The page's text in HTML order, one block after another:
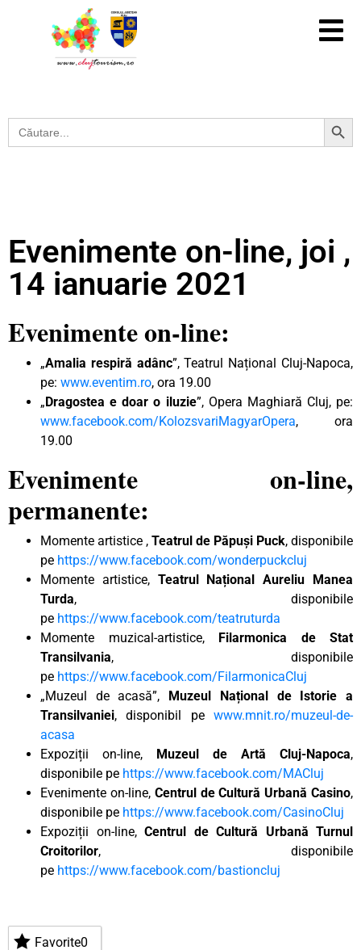
Search
for:
Search Button
Evenimente on-line, joi ,
14 ianuarie 2021
Evenimente on-line:
„Amalia respiră adânc”, Teatrul Național Cluj-Napoca,
pe: www.eventim.ro, ora 19.00
„Dragostea e doar o iluzie”, Opera Maghiară Cluj, pe:
www.facebook.com/KolozsvariMagyarOpera, ora
19.00
Evenimente on-line,
permanente:
Momente artistice , Teatrul de Păpuși Puck, disponibile
pe https://www.facebook.com/wonderpuckcluj
Momente artistice, Teatrul Național Aureliu Manea
Turda, disponibile
pe https://www.facebook.com/teatruturda
Momente muzical-artistice, Filarmonica de Stat
Transilvania, disponibile
pe https://www.facebook.com/FilarmonicaCluj
„Muzeul de acasă”, Muzeul Național de Istorie a
Transilvaniei, disponibil pe www.mnit.ro/muzeul-de-
acasa
Expoziții on-line, Muzeul de Artă Cluj-Napoca,
disponibile pe https://www.facebook.com/MACluj
Evenimente on-line, Centrul de Cultură Urbană Casino,
disponibile pe https://www.facebook.com/CasinoCluj
Expoziții on-line, Centrul de Cultură Urbană Turnul
Croitorilor, disponibile
pe https://www.facebook.com/bastioncluj
Favorite0